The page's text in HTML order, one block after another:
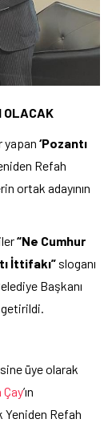
OLACAK
yapan ‘Pozantı
Refah
ortak adayının
“Ne Cumhur
İttifakı” sloganı
Başkanı
üye olarak
Çay’ın
Yeniden Refah